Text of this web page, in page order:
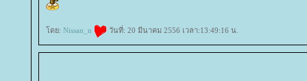
ดย: Nissan_n วันที่: 20 มีนาคม 2556 เวลา:13:49:16 น.